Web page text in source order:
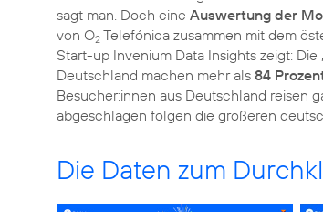
sagt man. Doch eine Auswertung der
von O2 Telefónica zusammen mit dem
Start-up Invenium Data Insights zeigt: Die
Deutschland machen mehr als 84
Besucher:innen aus Deutschland reisen
abgeschlagen folgen die größeren
Die Daten zum